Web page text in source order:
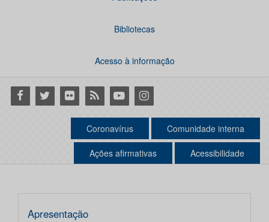
Bibliotecas
Acesso à informação
Facebook
Twitter Flickr RSS YoutubeInstagram
Coronavírus Comunidade interna
Ações afirmativas Acessibilidade
Apresentação